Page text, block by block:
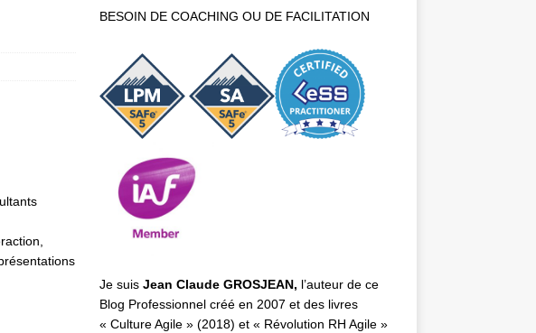
BESOIN DE COACHING OU DE FACILITATION
Je suisJean Claude GROSJEAN, l’auteur de ce
Blog Professionnel créé en 2007 et des livres
« Culture Agile» (2018) et « Révolution RH Agile»